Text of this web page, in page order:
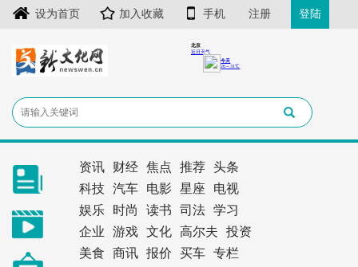
设为首页 加入收藏 手机 注册 登陆
资讯 财经 焦点 推荐
头条
科技
汽车 电影 星座
电视
娱乐
时尚 读书 司法
学习
企业
游戏 文化 高尔夫
投资
美食
商讯 报价 买车
专栏